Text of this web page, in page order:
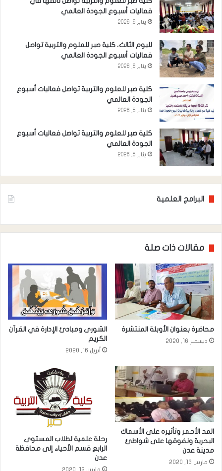
فعاليات أسبوع الجودة العالمي
يناير 6, 2026
لليوم الثالث، كلية صبر للعلوم والتربية تواصل
فعاليات أسبوع الجودة العالمي
يناير 6, 2026
كلية صبر للعلوم والتربية تواصل فعاليات أسبوع
الجودة العالمي
يناير 5, 2026
كلية صبر للعلوم والتربية تواصل فعاليات أسبوع
الجودة العالمي
يناير 5, 2026
البرامج العلمية
مقالات ذات صلة
محاضرة بعنوان الأوبئة المنتشرة
ديسمبر 16, 2020
الشورى ومبادئ الإدارة في القرآن
الكريم
أبريل 16, 2020
المد الأحمر وتأثيره على الأسماك
البحرية ونفوقها على شواطئ
مدينة عدن
مارس 13, 2020
رحلة علمية لطلاب المستوى
الرابع قسم الأحياء إلى محافظة
عدن
مارس 13, 2020